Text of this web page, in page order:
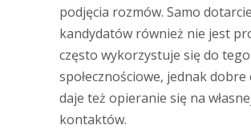
podjęcia rozmów. Samo
kandydatów również nie jest
często wykorzystuje się do
społecznościowe, jednak
daje też opieranie się na
kontaktów.